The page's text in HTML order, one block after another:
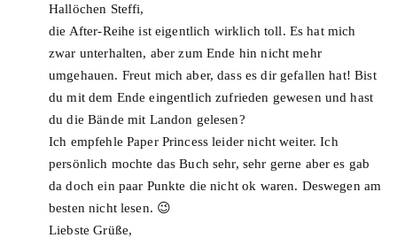
Hallöchen Steffi,
die After-Reihe ist eigentlich wirklich toll. Es hat mich
zwar unterhalten, aber zum Ende hin nicht mehr
umgehauen. Freut mich aber, dass es dir gefallen hat! Bist
du mit dem Ende eingentlich zufrieden gewesen und hast
du die Bände mit Landon gelesen?
Ich empfehle Paper Princess leider nicht weiter. Ich
persönlich mochte das Buch sehr, sehr gerne aber es gab
da doch ein paar Punkte die nicht ok waren. Deswegen am
besten nicht lesen. 😉
Liebste Grüße,